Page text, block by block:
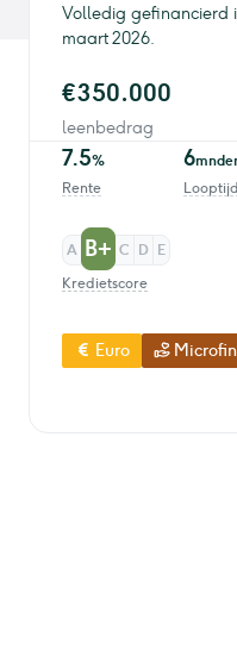
Volledig gefinancierd
maart 2026.
€350.000
leenbedrag
7.5%
Rente
6
Looptijd
A B+ C D
E
Kredietscore
Euro